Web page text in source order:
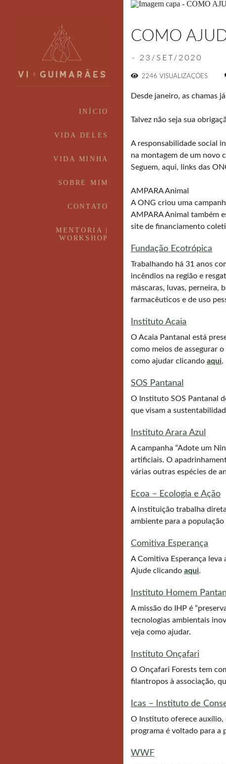
INÍCIO
VIDA DELES
VIDA MINHA
SOBRE MIM
CONTATO
MENTORIA |
WORKSHOP
23/SET/2020
COMO
2246 VISUALIZAÇÕES
Desde janeiro, as chamas
Talvez não seja sua
A responsabilidade social
na montagem de um novo
Seguem, aqui, links das
AMPARA Animal
A ONG criou uma
AMPARA Animal também
site de financiamento
Fundação Ecotrópica
Trabalhando há 31 anos
incêndios na região e
máscaras, luvas, perneira,
farmacêuticos e de uso
Instituto Acaia
O Acaia Pantanal está
como meios de assegurar
como ajudar clicando aqui.
SOS Pantanal
O Instituto SOS Pantanal
que visam a
Instituto Arara Azul
A campanha “Adote um
artificiais. O
várias outras espécies de
Ecoa – Ecologia e Ação
A instituição trabalha
ambiente para a
Comitiva Esperança
A Comitiva Esperança
Ajude clicando aqui.
Instituto Homem
A missão do IHP é
tecnologias ambientais
veja como ajudar.
Instituto Onçafari
O Onçafari Forests tem
filantropos à associação,
Icas – Instituto de
O Instituto oferece auxílio,
programa é voltado para a
WWF